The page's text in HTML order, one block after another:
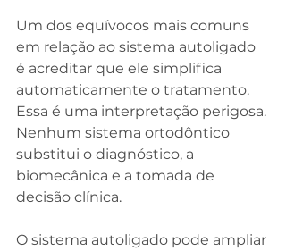
Um dos equívocos mais comuns
em relação ao sistema autoligado
é acreditar que ele simplifica
automaticamente o tratamento.
Essa é uma interpretação perigosa.
Nenhum sistema ortodôntico
substitui o diagnóstico, a
biomecânica e a tomada de
decisão clínica.
O sistema autoligado pode ampliar